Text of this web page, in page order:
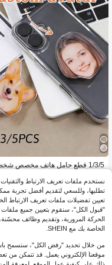
1/3/5 قطع حامل هاتف مخصص
ص، حامل حيوان أليف مخصص،
رات هاتف مخصصة، حامل صورة
ص، موضة، ملون، سحر هاتف
ضة، ملون، عتيق، لطيف، مدمج،
واي مخصص، شخصي، فريد، هدية
مخصصة له، هدية مثالية مخصصة
ق، صديقة، عائلة
9 .12€
نستخدم ملفات تعريف الارتباط
تطلبها، وللسعي لتقديم أفضل تجربة
تعيين تفضيلات ملفات تعريف
"قبول الكل"، سنقوم بتعيين جميع ملفات
الحركة المرورية، وتقديم وظائف
الخاصة بك مع SHEIN.
من خلال تحديد "رفض الكل"، ستسمح
موقعنا الإلكتروني يعمل. قد تتمكن من